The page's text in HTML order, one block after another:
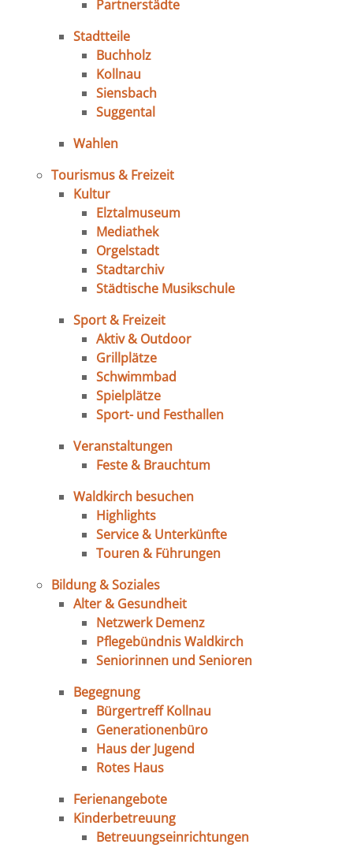
Partnerstädte
Stadtteile
Buchholz
Kollnau
Siensbach
Suggental
Wahlen
Tourismus & Freizeit
Kultur
Elztalmuseum
Mediathek
Orgelstadt
Stadtarchiv
Städtische Musikschule
Sport & Freizeit
Aktiv & Outdoor
Grillplätze
Schwimmbad
Spielplätze
Sport- und Festhallen
Veranstaltungen
Feste & Brauchtum
Waldkirch besuchen
Highlights
Service & Unterkünfte
Touren & Führungen
Bildung & Soziales
Alter & Gesundheit
Netzwerk Demenz
Pflegebündnis Waldkirch
Seniorinnen und Senioren
Begegnung
Bürgertreff Kollnau
Generationenbüro
Haus der Jugend
Rotes Haus
Ferienangebote
Kinderbetreuung
Betreuungseinrichtungen